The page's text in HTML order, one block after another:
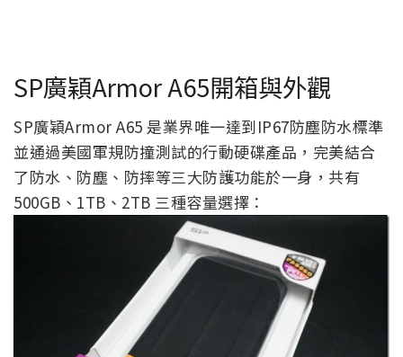
SP廣穎Armor A65開箱與外觀
SP廣穎Armor A65 是業界唯一達到IP67防塵防水標準
並通過美國軍規防撞測試的行動硬碟產品，完美結合
了防水、防塵、防摔等三大防護功能於一身，共有
500GB、1TB、2TB 三種容量選擇：